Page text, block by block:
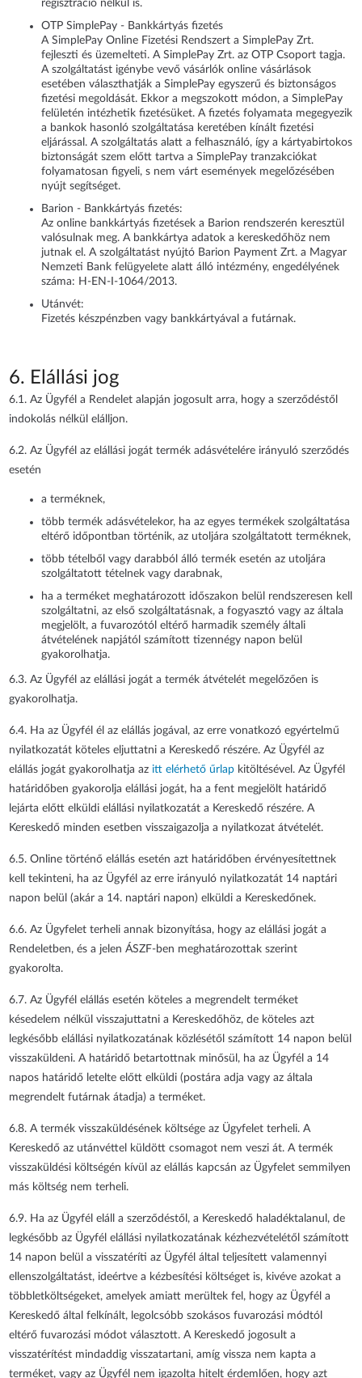
regisztráció nélkül is.
OTP SimplePay - Bankkártyás fizetés
A SimplePay Online Fizetési Rendszert a SimplePay Zrt.
fejleszti és üzemelteti. A SimplePay Zrt. az OTP Csoport tagja.
A szolgáltatást igénybe vevő vásárlók online vásárlások
esetében választhatják a SimplePay egyszerű és biztonságos
fizetési megoldását. Ekkor a megszokott módon, a SimplePay
felületén intézhetik fizetésüket. A fizetés folyamata megegyezik
a bankok hasonló szolgáltatása keretében kínált fizetési
eljárással. A szolgáltatás alatt a felhasználó, így a kártyabirtokos
biztonságát szem előtt tartva a SimplePay tranzakciókat
folyamatosan figyeli, s nem várt események megelőzésében
nyújt segítséget.
Barion - Bankkártyás fizetés:
Az online bankkártyás fizetések a Barion rendszerén keresztül
valósulnak meg. A bankkártya adatok a kereskedőhöz nem
jutnak el. A szolgáltatást nyújtó Barion Payment Zrt. a Magyar
Nemzeti Bank felügyelete alatt álló intézmény, engedélyének
száma: H-EN-I-1064/2013.
Utánvét:
Fizetés készpénzben vagy bankkártyával a futárnak.
6. Elállási jog
6.1. Az Ügyfél a Rendelet alapján jogosult arra, hogy a szerződéstől
indokolás nélkül elálljon.
6.2. Az Ügyfél az elállási jogát termék adásvételére irányuló szerződés
esetén
a terméknek,
több termék adásvételekor, ha az egyes termékek szolgáltatása
eltérő időpontban történik, az utoljára szolgáltatott terméknek,
több tételből vagy darabból álló termék esetén az utoljára
szolgáltatott tételnek vagy darabnak,
ha a terméket meghatározott időszakon belül rendszeresen kell
szolgáltatni, az első szolgáltatásnak, a fogyasztó vagy az általa
megjelölt, a fuvarozótól eltérő harmadik személy általi
átvételének napjától számított tizennégy napon belül
gyakorolhatja.
6.3. Az Ügyfél az elállási jogát a termék átvételét megelőzően is
gyakorolhatja.
6.4. Ha az Ügyfél él az elállás jogával, az erre vonatkozó egyértelmű
nyilatkozatát köteles eljuttatni a Kereskedő részére. Az Ügyfél az
elállás jogát gyakorolhatja az itt elérhető űrlap kitöltésével. Az Ügyfél
határidőben gyakorolja elállási jogát, ha a fent megjelölt határidő
lejárta előtt elküldi elállási nyilatkozatát a Kereskedő részére. A
Kereskedő minden esetben visszaigazolja a nyilatkozat átvételét.
6.5. Online történő elállás esetén azt határidőben érvényesítettnek
kell tekinteni, ha az Ügyfél az erre irányuló nyilatkozatát 14 naptári
napon belül (akár a 14. naptári napon) elküldi a Kereskedőnek.
6.6. Az Ügyfelet terheli annak bizonyítása, hogy az elállási jogát a
Rendeletben, és a jelen ÁSZF-ben meghatározottak szerint
gyakorolta.
6.7. Az Ügyfél elállás esetén köteles a megrendelt terméket
késedelem nélkül visszajuttatni a Kereskedőhöz, de köteles azt
legkésőbb elállási nyilatkozatának közlésétől számított 14 napon belül
visszaküldeni. A határidő betartottnak minősül, ha az Ügyfél a 14
napos határidő letelte előtt elküldi (postára adja vagy az általa
megrendelt futárnak átadja) a terméket.
6.8. A termék visszaküldésének költsége az Ügyfelet terheli. A
Kereskedő az utánvéttel küldött csomagot nem veszi át. A termék
visszaküldési költségén kívül az elállás kapcsán az Ügyfelet semmilyen
más költség nem terheli.
6.9. Ha az Ügyfél eláll a szerződéstől, a Kereskedő haladéktalanul, de
legkésőbb az Ügyfél elállási nyilatkozatának kézhezvételétől számított
14 napon belül a visszatéríti az Ügyfél által teljesített valamennyi
ellenszolgáltatást, ideértve a kézbesítési költséget is, kivéve azokat a
többletköltségeket, amelyek amiatt merültek fel, hogy az Ügyfél a
Kereskedő által felkínált, legolcsóbb szokásos fuvarozási módtól
eltérő fuvarozási módot választott. A Kereskedő jogosult a
visszatérítést mindaddig visszatartani, amíg vissza nem kapta a
terméket, vagy az Ügyfél nem igazolta hitelt érdemlően, hogy azt